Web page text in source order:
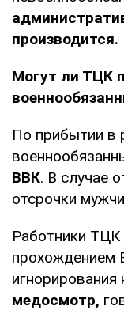
производится.
Могут ли ТЦК
По прибытии в
ВВК. В случае
отсрочки
Работники
прохождением
игнорирования
медосмотр,